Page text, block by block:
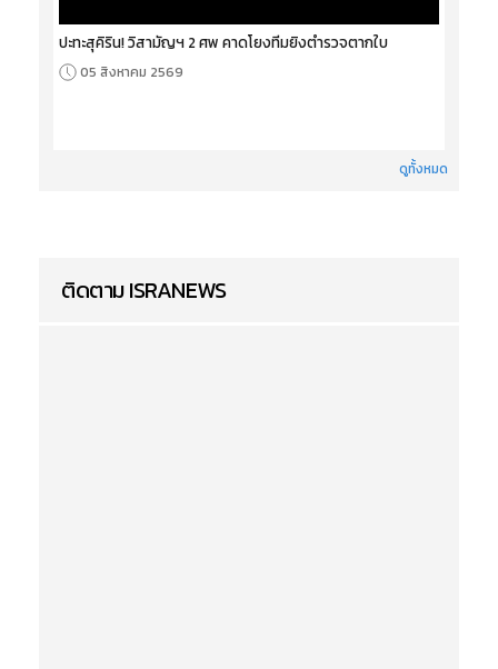
ปะทะสุคิริน! วิสามัญฯ 2 ศพ คาดโยงทีมยิงตำรวจตากใบ
05 สิงหาคม 2569
ดูทั้งหมด
ติดตาม ISRANEWS